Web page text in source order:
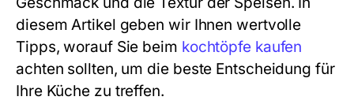
diesem Artikel geben wir Ihnen wertvolle
Tipps, worauf Sie beim kochtöpfe kaufen
achten sollten, um die beste Entscheidung für
Ihre Küche zu treffen.